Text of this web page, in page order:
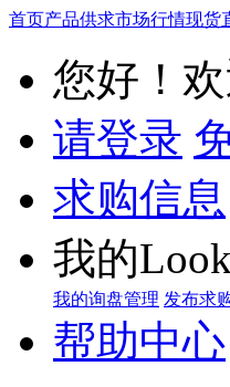
首页产品供求市场行情现货
您好！
请登录
求购信息
我的
我的询盘管理 发布求
帮助中心